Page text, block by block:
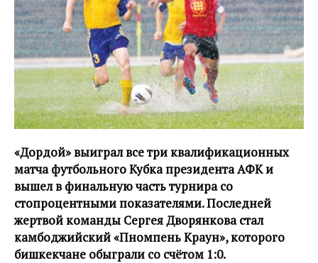
«Дордой» выиграл все три квалификационных
матча футбольного Кубка президента АФК и
вышел в финальную часть турнира со
стопроцентными показателями. Последней
жертвой команды Сергея Дворянкова стал
камбоджийский «Пномпень Краун», которого
бишкекчане обыграли со счётом 1:0.